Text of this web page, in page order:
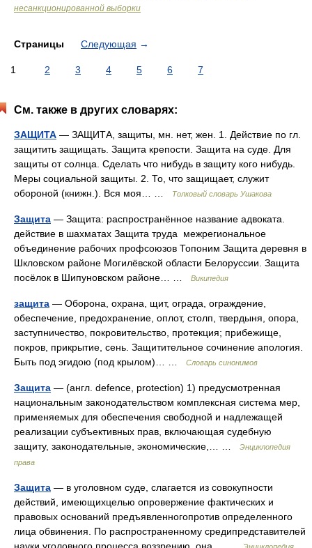
несанкционированной выборки
Страницы Следующая →
1 2 3 4 5 6 7
См. также в других словарях:
ЗАЩИТА — ЗАЩИТА, защиты, мн. нет, жен. 1. Действие по гл.
защитить защищать. Защита крепости. Защита на суде. Для
защиты от солнца. Сделать что нибудь в защиту кого нибудь.
Меры социальной защиты. 2. То, что защищает, служит
обороной (книжн.). Вся моя… …
Толковый словарь Ушакова
Защита — Защита: распространённое название адвоката.
действие в шахматах Защита труда межрегиональное
объединение рабочих профсоюзов Топоним Защита деревня в
Шкловском районе Могилёвской области Белоруссии. Защита
посёлок в Шипуновском районе… …
Википедия
защита — Оборона, охрана, щит, ограда, ограждение,
обеспечение, предохранение, оплот, столп, твердыня, опора,
заступничество, покровительство, протекция; прибежище,
покров, прикрытие, сень. Защитительное сочинение апология.
Быть под эгидою (под крылом)… …
Словарь синонимов
Защита — (англ. defence, protection) 1) предусмотренная
национальным законодательством комплексная система мер,
применяемых для обеспечения свободной и надлежащей
реализации субъективных прав, включающая судебную
защиту, законодательные, экономические,… …
Энциклопедия
права
Защита — в уголовном суде, слагается из совокупности
действий, имеющихцелью опровержение фактических и
правовых оснований предъявленногопротив определенного
лица обвинения. По распространенному средипредставителей